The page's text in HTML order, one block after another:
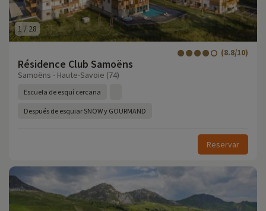
1 / 28
Résidence Club Samoëns
(8.8/10)
Samoëns - Haute-Savoie (74)
Escuela de esquí cercana
Después de esquiar SNOW y GOURMAND
Reservar